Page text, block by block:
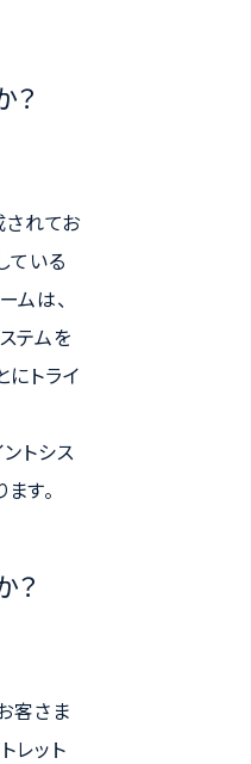
？
れてお
ている
ムは、
テムを
トライ
トシス
す。
？
客さま
レット